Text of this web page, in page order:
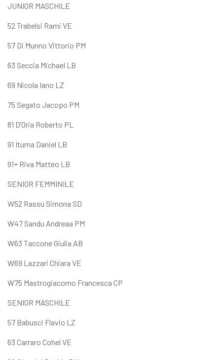
JUNIOR MASCHILE
52 Trabelsi Rami VE
57 Di Munno Vittorio PM
63 Seccia Michael LB
69 Nicola Iano LZ
75 Segato Jacopo PM
81 D’Oria Roberto PL
91 Ituma Daniel LB
91+ Riva Matteo LB
SENIOR FEMMINILE
W52 Rassu Simona SD
W47 Sandu Andreaa PM
W63 Taccone Giulia AB
W69 Lazzari Chiara VE
W75 Mastrogiacomo Francesca CP
SENIOR MASCHILE
57 Babusci Flavio LZ
63 Carraro Cohel VE